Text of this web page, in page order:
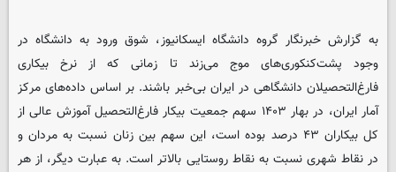
به گزارش خبرنگار گروه دانشگاهایسکانیوز، شوق ورود به دانشگاه در
وجود پشت‌کنکوری‌های موج می‌زند تا زمانی که از نرخ بیکاری
فارغ‌التحصیلان دانشگاهی در ایران بی‌خبر باشند. بر اساس داده‌های مرکز
آمار ایران، در بهار ۱۴۰۳ سهم جمعیت بیکار فارغ‌التحصیل آموزش عالی از
کل بیکاران ۴۳ درصد بوده است، این سهم بین زنان نسبت به مردان و
در نقاط شهری نسبت به نقاط روستایی بالاتر است. به عبارت دیگر، از هر